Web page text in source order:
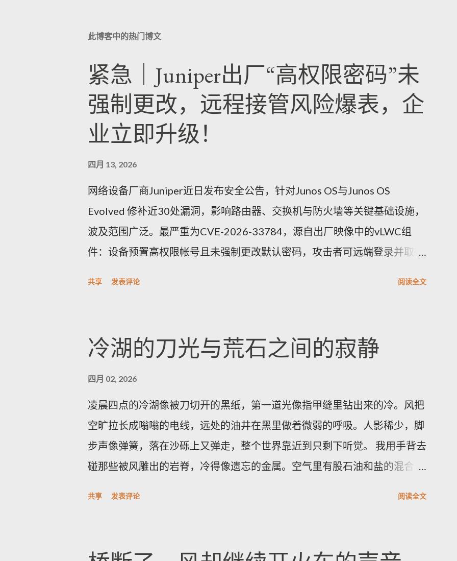
此博客中的热门博文
紧急｜Juniper出厂“高权限密码”未
强制更改，远程接管风险爆表，企
业立即升级！
四月 13, 2026
网络设备厂商Juniper近日发布安全公告，针对Junos OS与Junos OS
Evolved 修补近30处漏洞，影响路由器、交换机与防火墙等关键基础设施，
波及范围广泛。最严重为CVE-2026-33784，源自出厂映像中的vLWC组
件：设备预置高权限帐号且未强制更改默认密码，攻击者可远端登录并取得
修补版本并提供相关下载与说明。建议企业立即排查网络中的受影响型号并
尽快应用补丁，优先更改出厂凭证、核实并强制实施密码复杂度策略，同时
活故事
共享 发表评论 阅读全文
冷湖的刀光与荒石之间的寂静
四月 02, 2026
凌晨四点的冷湖像被刀切开的黑纸，第一道光像指甲缝里钻出来的冷。风把
空旷拉长成嗡嗡的电线，远处的油井在黑里做着微弱的呼吸。人影稀少，脚
步声像弹簧，落在沙砾上又弹走，整个世界靠近到只剩下听觉。 我用手背去
碰那些被风雕出的岩脊，冷得像遗忘的金属。空气里有股石油和盐的混合
共享 发表评论 阅读全文